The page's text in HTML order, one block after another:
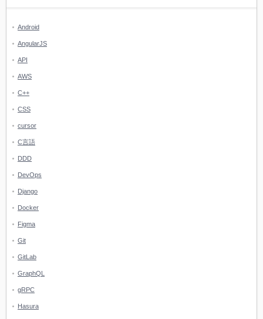
Android
AngularJS
API
AWS
C++
CSS
cursor
C言語
DDD
DevOps
Django
Docker
Figma
Git
GitLab
GraphQL
gRPC
Hasura